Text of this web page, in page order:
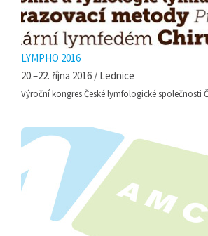
LYMPHO 2016
20.–22. října 2016 / Lednice
Výroční kongres České lymfologické společnosti